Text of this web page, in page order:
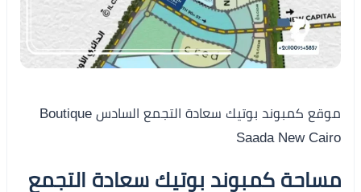
موقع كمبوند بوتيك سعادة التجمع السادس Boutique
Saada New Cairo
مساحة كمبوند بوتيك سعادة التجمع